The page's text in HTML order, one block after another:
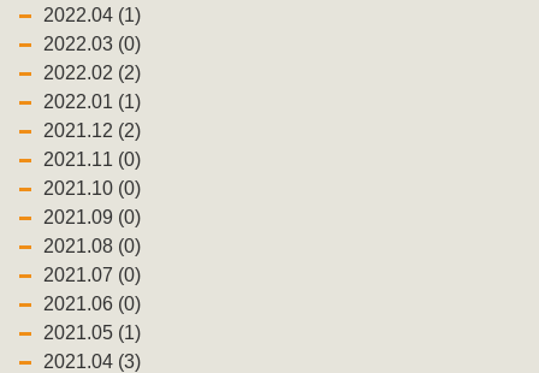
2022.04 (1)
2022.03 (0)
2022.02 (2)
2022.01 (1)
2021.12 (2)
2021.11 (0)
2021.10 (0)
2021.09 (0)
2021.08 (0)
2021.07 (0)
2021.06 (0)
2021.05 (1)
2021.04 (3)